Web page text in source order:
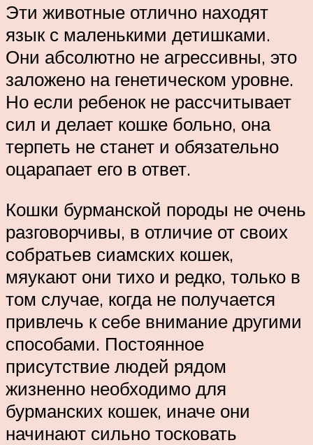
Эти животные отлично находят
язык с маленькими детишками.
Они абсолютно не агрессивны, это
заложено на генетическом уровне.
Но если ребенок не рассчитывает
сил и делает кошке больно, она
терпеть не станет и обязательно
оцарапает его в ответ.
Кошки бурманской породы не очень
разговорчивы, в отличие от своих
собратьев сиамских кошек,
мяукают они тихо и редко, только в
том случае, когда не получается
привлечь к себе внимание другими
способами. Постоянное
присутствие людей рядом
жизненно необходимо для
бурманских кошек, иначе они
начинают сильно тосковать